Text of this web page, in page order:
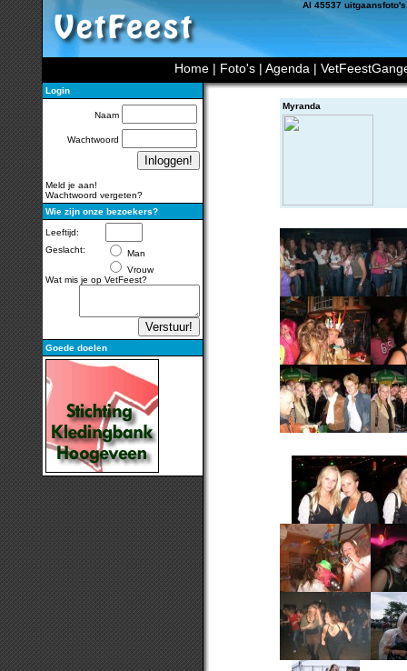
Al 45537
Home | Foto's | Agenda |
Login
Naam
Wachtwoord
Meld je aan!
Wachtwoord vergeten?
Wie zijn onze bezoekers?
Leeftijd:
Geslacht:
Man
Vrouw
Wat mis je op VetFeest?
Goede doelen
Myranda